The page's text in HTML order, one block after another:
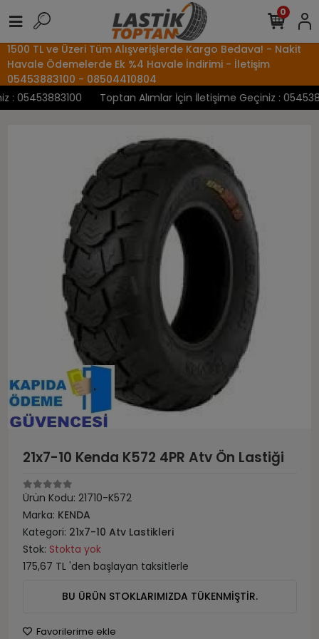
1500 TL ve Üzeri Tüm Alışverişlerde Kargo Bedava! - Nakit
Havale Ödemelerde Ek %4 Havale İndirimi - İletişim
05453883100 - 08504410804
Toptan Alımlar İçin İletişime Geçiniz :
0
21x7-10 Kenda K572 4PR Atv Ön Lastiği
Ürün Kodu: 21710-K572
Marka: KENDA
Kategori: 21x7-10 Atv Lastikleri
Stok: Stokta yok
175,67 TL 'den başlayan taksitlerle
BU ÜRÜN STOKLARIMIZDA TÜKENMİŞTİR.
Favorilerime ekle